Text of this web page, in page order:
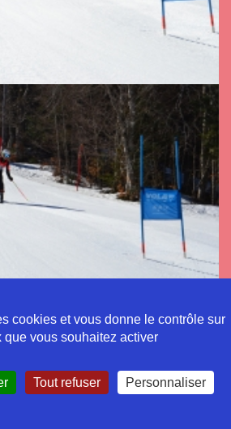
cookies et vous donne le contrôle sur
que vous souhaitez activer
Tout refuser Personnaliser